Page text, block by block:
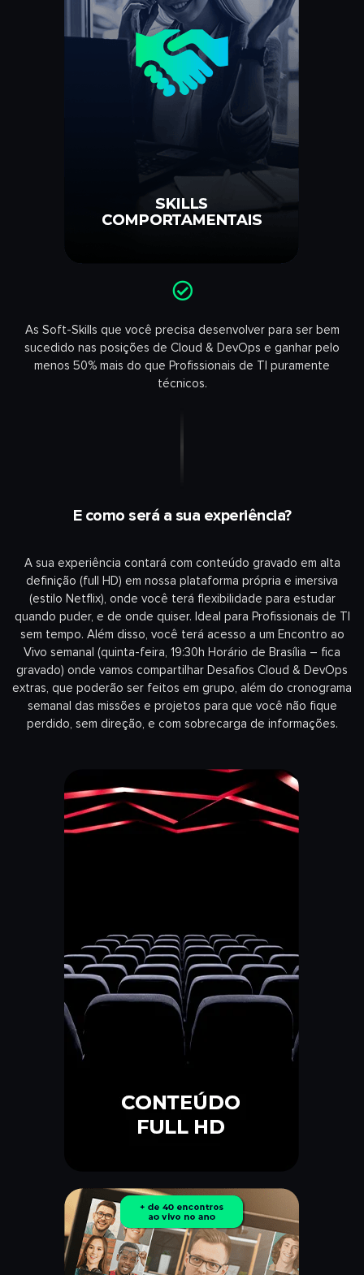
As Soft-Skills que você precisa desenvolver para ser bem
sucedido nas posições de Cloud & DevOps e ganhar pelo
menos 50% mais do que Profissionais de TI puramente
técnicos.
E como será a sua experiência?
A sua experiência contará com conteúdo gravado em alta
definição (full HD) em nossa plataforma própria e imersiva
(estilo Netflix), onde você terá flexibilidade para estudar
quando puder, e de onde quiser. Ideal para Profissionais de TI
sem tempo. Além disso, você terá acesso a um Encontro ao
Vivo semanal (quinta-feira, 19:30h Horário de Brasília – fica
gravado) onde vamos compartilhar Desafios Cloud & DevOps
extras, que poderão ser feitos em grupo, além do cronograma
semanal das missões e projetos para que você não fique
perdido, sem direção, e com sobrecarga de informações.